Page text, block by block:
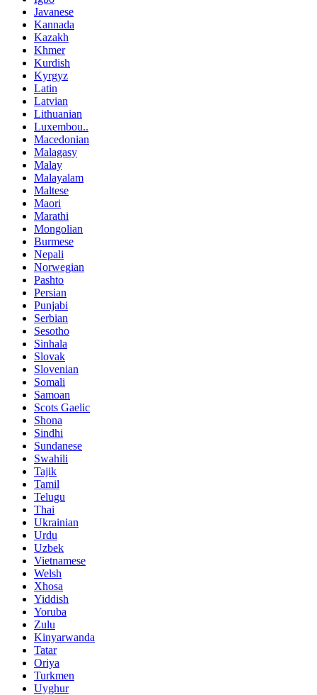
Javanese
Kannada
Kazakh
Khmer
Kurdish
Kyrgyz
Latin
Latvian
Lithuanian
Luxembou..
Macedonian
Malagasy
Malay
Malayalam
Maltese
Maori
Marathi
Mongolian
Burmese
Nepali
Norwegian
Pashto
Persian
Punjabi
Serbian
Sesotho
Sinhala
Slovak
Slovenian
Somali
Samoan
Scots Gaelic
Shona
Sindhi
Sundanese
Swahili
Tajik
Tamil
Telugu
Thai
Ukrainian
Urdu
Uzbek
Vietnamese
Welsh
Xhosa
Yiddish
Yoruba
Zulu
Kinyarwanda
Tatar
Oriya
Turkmen
Uyghur